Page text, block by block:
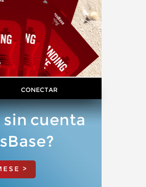
CONECTAR
sin cuenta
>